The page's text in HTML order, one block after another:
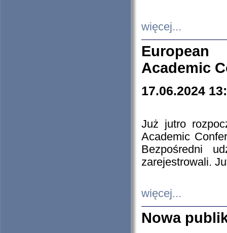
więcej...
European
Academic
17.06.2024
Już jutro
Academic
Bezpośredni
zarejestrowali.
więcej...
Nowa